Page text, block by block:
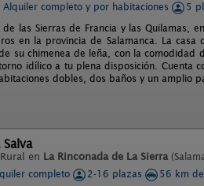
Alquiler completo y por habitaciones
5
las Sierras de Francia y las Quilamas,
en la provincia de Salamanca. La
su chimenea de leña, con la comodidad
idílico a tu plena disposición. Cuenta
dobles, dos baños y un amplio
Salva
en La Rinconada de La Sierra
completo
2-16 plazas 56 km